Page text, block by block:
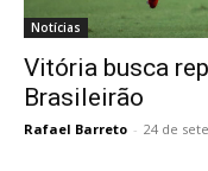
Notícias
Vitória busca
Brasileirão
Rafael Barreto - 24 de